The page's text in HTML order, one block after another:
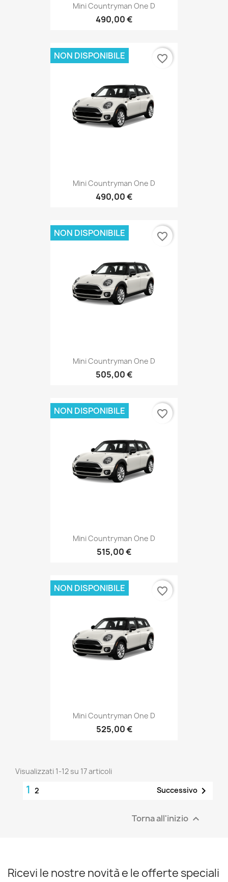
Mini Countryman One D
490,00 €
Mini Countryman One D
490,00 €
NON DISPONIBILE favorite_border
Mini Countryman One D
505,00 €
NON DISPONIBILE favorite_border
Mini Countryman One D
515,00 €
NON DISPONIBILE favorite_border
Mini Countryman One D
525,00 €
NON DISPONIBILE favorite_border
Visualizzati 1-12 su 17 articoli
1 2 Successivo 
Torna all'inizio 
Ricevi le nostre novità e le offerte speciali